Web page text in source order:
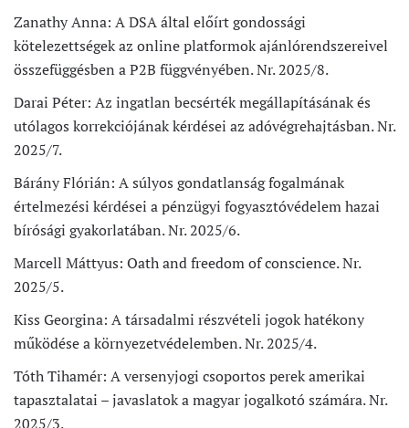
Zanathy Anna: A DSA által előírt gondossági
kötelezettségek az online platformok ajánlórendszereivel
összefüggésben a P2B függvényében. Nr. 2025/8.
Darai Péter: Az ingatlan becsérték megállapításának és
utólagos korrekciójának kérdései az adóvégrehajtásban. Nr.
2025/7.
Bárány Flórián: A súlyos gondatlanság fogalmának
értelmezési kérdései a pénzügyi fogyasztóvédelem hazai
bírósági gyakorlatában. Nr. 2025/6.
Marcell Máttyus: Oath and freedom of conscience. Nr.
2025/5.
Kiss Georgina: A társadalmi részvételi jogok hatékony
működése a környezetvédelemben. Nr. 2025/4.
Tóth Tihamér: A versenyjogi csoportos perek amerikai
tapasztalatai – javaslatok a magyar jogalkotó számára. Nr.
2025/3.